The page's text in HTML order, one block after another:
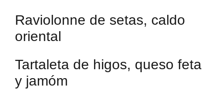
Raviolonne de setas, caldo
oriental
Tartaleta de higos, queso feta
y jamóm